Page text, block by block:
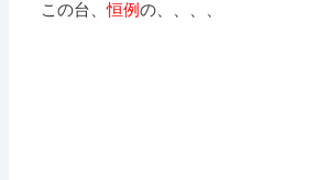
この台、恒例の、、、、